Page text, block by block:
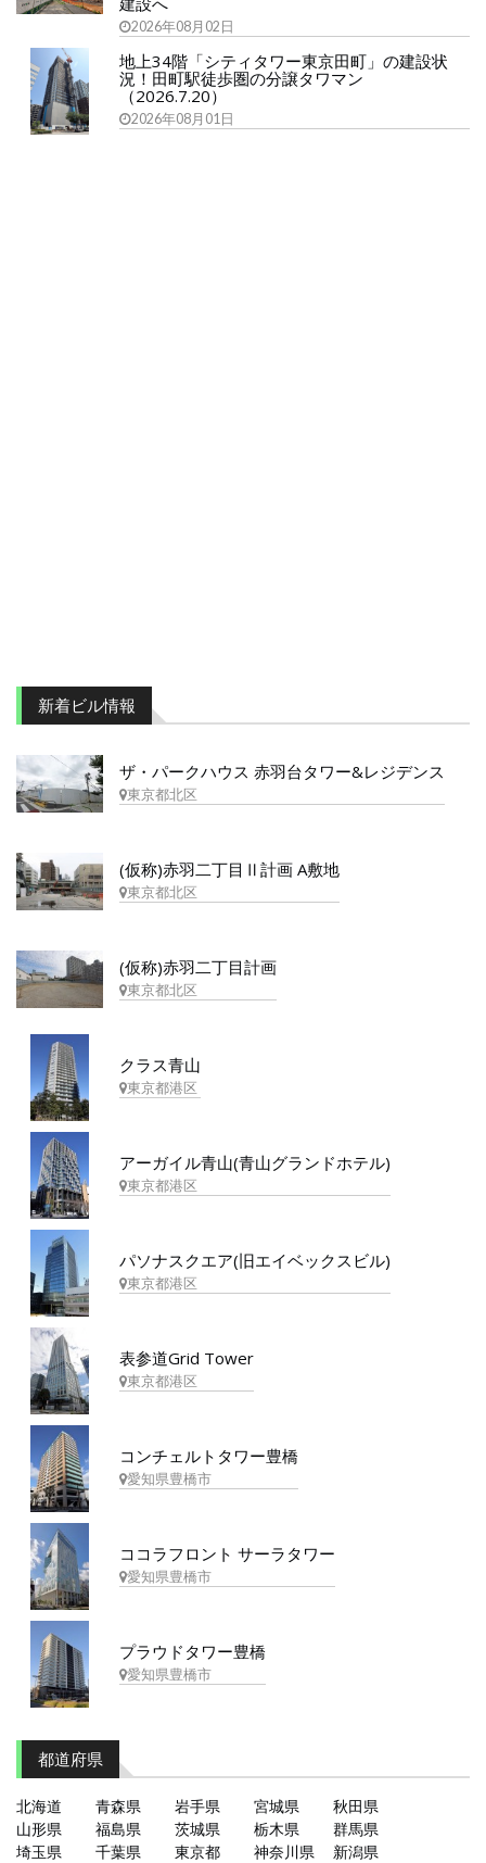
2026年08月02日
地上34階「シティタワー東京田町」の建設状
況！田町駅徒歩圏の分譲タワマン
（2026.7.20）
2026年08月01日
新着ビル情報
ザ・パークハウス 赤羽台タワー&レジデンス
東京都北区
(仮称)赤羽二丁目Ⅱ計画 A敷地
東京都北区
(仮称)赤羽二丁目計画
東京都北区
クラス青山
東京都港区
アーガイル青山(青山グランドホテル)
東京都港区
パソナスクエア(旧エイベックスビル)
東京都港区
表参道Grid Tower
東京都港区
コンチェルトタワー豊橋
愛知県豊橋市
ココラフロント サーラタワー
愛知県豊橋市
プラウドタワー豊橋
愛知県豊橋市
都道府県
北海道 青森県 岩手県 宮城県
秋田県
山形県
福島県 茨城県 栃木県
群馬県
埼玉県
千葉県 東京都 神奈川県
新潟県